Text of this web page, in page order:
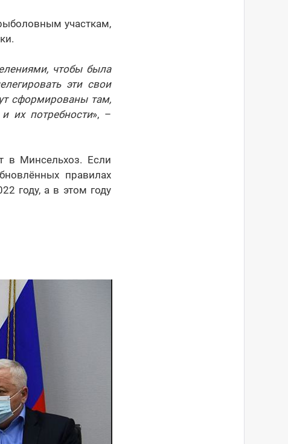
участкам,
чтобы была
эти свои
сформированы там,
их потребности», –
в Минсельхоз. Если
правилах
году, а в этом году